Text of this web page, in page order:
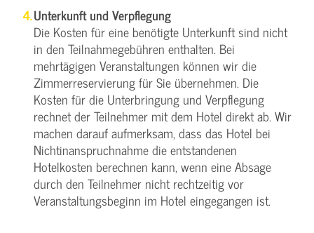
Unterkunft und Verpflegung
Die Kosten für eine benötigte Unterkunft sind nicht
in den Teilnahmegebühren enthalten. Bei
mehrtägigen Veranstaltungen können wir die
Zimmerreservierung für Sie übernehmen. Die
Kosten für die Unterbringung und Verpflegung
rechnet der Teilnehmer mit dem Hotel direkt ab. Wir
machen darauf aufmerksam, dass das Hotel bei
Nichtinanspruchnahme die entstandenen
Hotelkosten berechnen kann, wenn eine Absage
durch den Teilnehmer nicht rechtzeitig vor
Veranstaltungsbeginn im Hotel eingegangen ist.